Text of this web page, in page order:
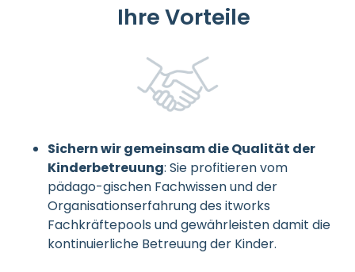
Ihre Vorteile
Sichern wir gemeinsam die Qualität der
Kinderbetreuung: Sie profitieren vom
pädago-gischen Fachwissen und der
Organisationserfahrung des itworks
Fachkräftepools und gewährleisten damit die
kontinuierliche Betreuung der Kinder.